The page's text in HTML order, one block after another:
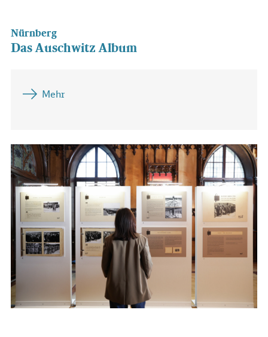
Nürnberg
Das Auschwitz Album
Mehr